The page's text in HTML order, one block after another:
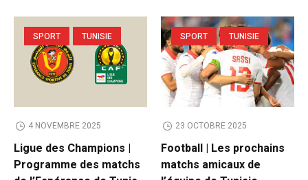
SPORT TUNISIE
4 NOVEMBRE 2025
Ligue des Champions |
Programme des matchs
SPORT TUNISIE
23 OCTOBRE 2025
Football | Les prochains
matchs amicaux de